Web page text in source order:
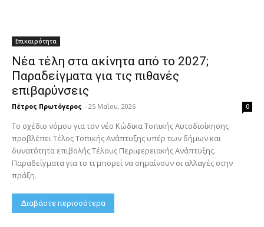
Επικαιρότητα
Νέα τέλη στα ακίνητα από το 2027;
Παραδείγματα για τις πιθανές
επιβαρύνσεις
Πέτρος Πρωτόγερος - 25 Μαΐου, 2026 0
Το σχέδιο νόμου για τον νέο Κώδικα Τοπικής Αυτοδιοίκησης
προβλέπει Τέλος Τοπικής Ανάπτυξης υπέρ των δήμων και
δυνατότητα επιβολής Τέλους Περιφερειακής Ανάπτυξης.
Παραδείγματα για το τι μπορεί να σημαίνουν οι αλλαγές στην
πράξη.
Διαβάστε περισσότερα